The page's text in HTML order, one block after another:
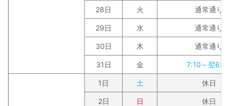
28日 火 通常通り
29日 水 通常通り
30日 木 通常通り
31日 金 7:10～翌
1日 土 休日
2日 日 休日